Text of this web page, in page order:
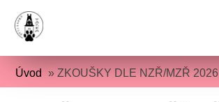
Úvod »ZKOUŠKY DLE NZŘ/MZŘ 2026